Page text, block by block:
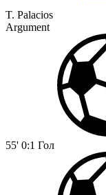
T. Palacios
Argument
55' 0:1 Гол